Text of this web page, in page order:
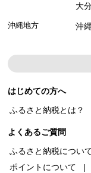
大
沖縄地方 沖
はじめての方へ
ふるさと納税とは？
よくあるご質問
ふるさと納税につい
ポイントについて